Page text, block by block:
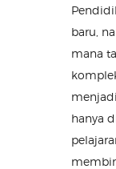
baru,
mana
hanya